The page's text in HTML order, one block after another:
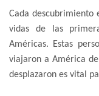
Cada descubrimiento
vidas de las
Américas. Estas
viajaron a América
desplazaron es vital